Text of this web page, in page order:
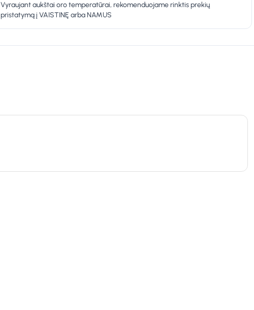
Vyraujant aukštai oro temperatūrai, rekomenduojame rinktis prekių
pristatymą į VAISTINĘ arba NAMUS